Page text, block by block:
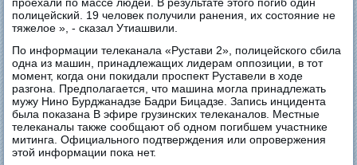
полицейский. 19 человек получили ранения, их состояние не
тяжелое », - сказал Утиашвили.
По информации телеканала «Рустави 2», полицейского сбила
одна из машин, принадлежащих лидерам оппозиции, в тот
момент, когда они покидали проспект Руставели в ходе
разгона. Предполагается, что машина могла принадлежать
мужу Нино Бурджанадзе Бадри Бицадзе. Запись инцидента
была показана В эфире грузинских телеканалов. Местные
телеканалы также сообщают об одном погибшем участнике
митинга. Официального подтверждения или опровержения
этой информации пока нет.